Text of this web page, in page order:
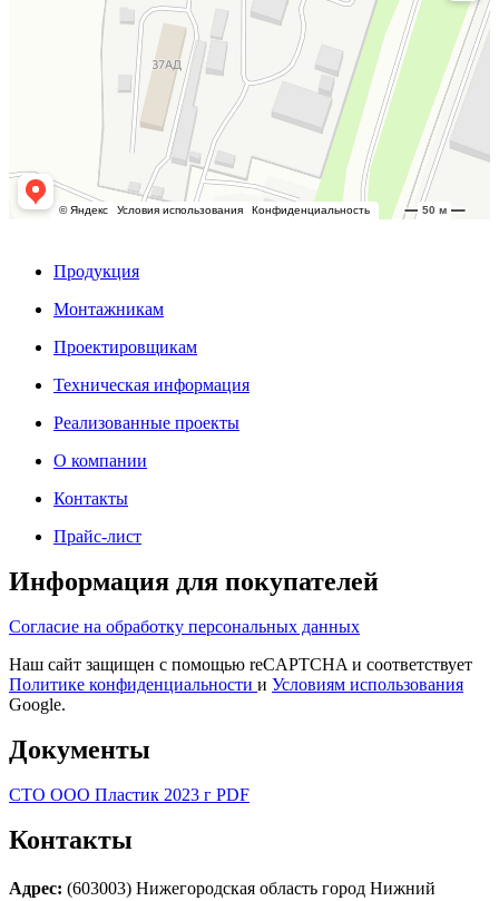
Продукция
Монтажникам
Проектировщикам
Техническая информация
Реализованные проекты
О компании
Контакты
Прайс-лист
Информация для покупателей
Согласие на обработку персональных данных
Наш сайт защищен с помощью reCAPTCHA и соответствует
Политике конфиденциальности и Условиям использования
Google.
Документы
СТО ООО Пластик 2023 г PDF
Контакты
Адрес: (603003) Нижегородская область город Нижний